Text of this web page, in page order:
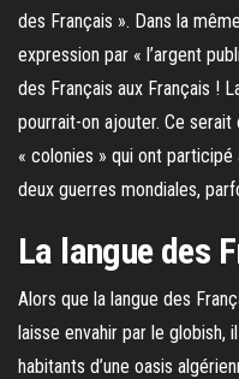
des Français ». Dans la
expression par « l’argent
des Français aux Français !
pourrait-on ajouter. Ce
« colonies » qui ont
deux guerres mondiales,
La langue des
Alors que la langue des
laisse envahir par le globish,
habitants d’une oasis